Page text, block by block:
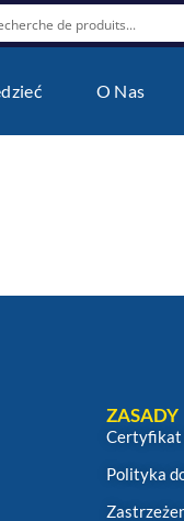
O Nas
ZASADY
Certyfikat
Polityka